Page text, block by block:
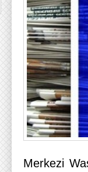
Merkezi